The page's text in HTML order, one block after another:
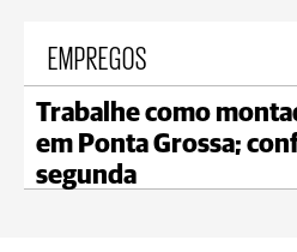
EMPREGOS
Trabalhe como
em Ponta Grossa;
segunda